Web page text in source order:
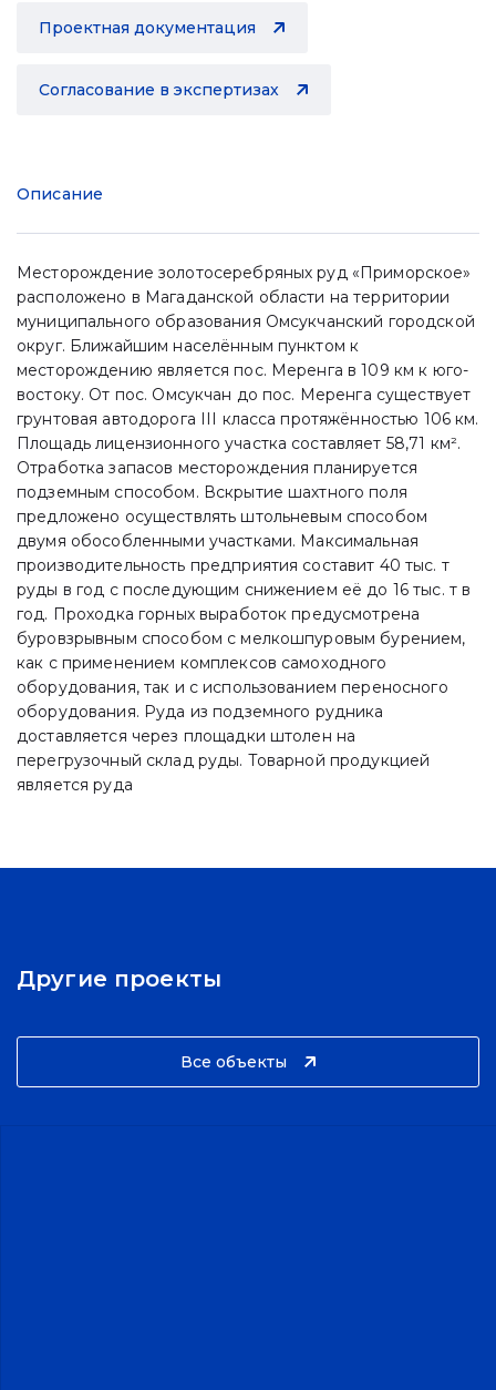
Проектная документация
Согласование в экспертизах
Описание
Месторождение золотосеребряных руд «Приморское»
расположено в Магаданской области на территории
муниципального образования Омсукчанский городской
округ. Ближайшим населённым пунктом к
месторождению является пос. Меренга в 109 км к юго-
востоку. От пос. Омсукчан до пос. Меренга существует
грунтовая автодорога III класса протяжённостью 106 км.
Площадь лицензионного участка составляет 58,71 км².
Отработка запасов месторождения планируется
подземным способом. Вскрытие шахтного поля
предложено осуществлять штольневым способом
двумя обособленными участками. Максимальная
производительность предприятия составит 40 тыс. т
руды в год с последующим снижением её до 16 тыс. т в
год. Проходка горных выработок предусмотрена
буровзрывным способом с мелкошпуровым бурением,
как с применением комплексов самоходного
оборудования, так и с использованием переносного
оборудования. Руда из подземного рудника
доставляется через площадки штолен на
перегрузочный склад руды. Товарной продукцией
является руда
Другие проекты
Все объекты